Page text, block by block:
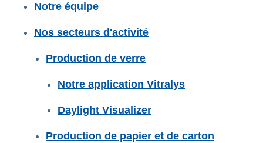
Notre équipe
Nos secteurs d'activité
Production de verre
Notre application Vitralys
Daylight Visualizer
Production de papier et de carton